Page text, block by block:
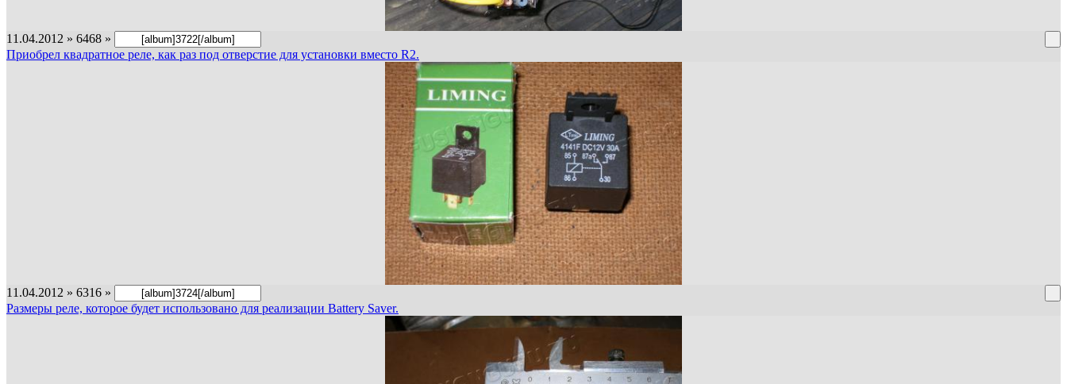
11.04.2012 » 6468 »
Приобрел квадратное реле, как раз под отверстие для установки вместо R2.
11.04.2012 » 6316 »
Размеры реле, которое будет использовано для реализации Battery Saver.